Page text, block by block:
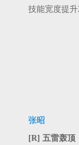
技能宽度提升
张昭
[R] 五雷轰顶